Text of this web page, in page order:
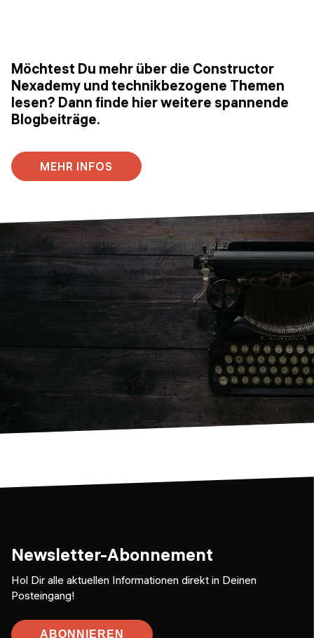
Möchtest Du mehr über die Constructor
Nexademy und technikbezogene Themen
lesen? Dann finde hier weitere spannende
Blogbeiträge.
MEHR INFOS
Newsletter-Abonnement
Hol Dir alle aktuellen Informationen direkt in Deinen
Posteingang!
ABONNIEREN